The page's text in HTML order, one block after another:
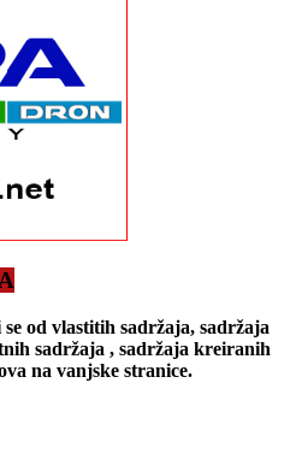
od vlastitih sadržaja, sadržaja
sadržaja , sadržaja kreiranih
na vanjske stranice.